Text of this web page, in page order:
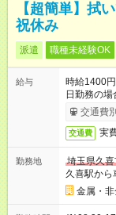
【超簡単】拭
祝休み
派遣 職種未経験OK
給与
時給1400
日勤務の
交通費
交通費 実
勤務地
埼玉県久
久喜駅から
金属・